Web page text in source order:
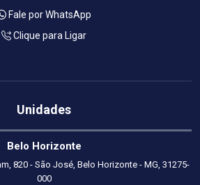
Fale por WhatsApp
Clique para Ligar
Unidades
Belo Horizonte
820 - São José, Belo Horizonte - MG, 31275-
000